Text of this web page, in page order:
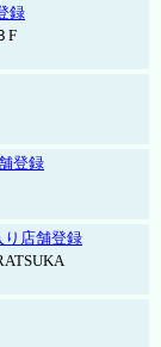
録
F
登録
り店舗登録